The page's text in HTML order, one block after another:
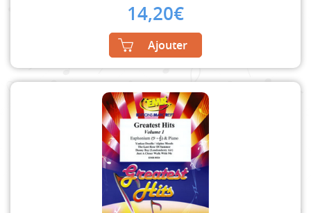
14,20€
Ajouter